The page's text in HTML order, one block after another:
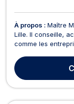
À propos : Maître
Lille. Il conseille,
comme les
la défense de
STAELEN